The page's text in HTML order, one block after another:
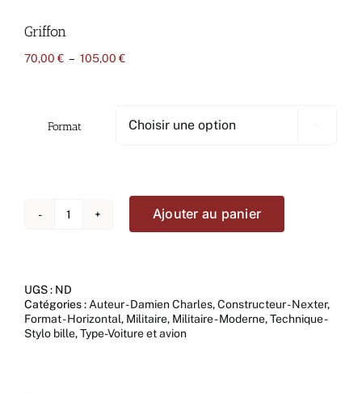
Griffon
70,00 € – 105,00 €Plage
105,00 €
Format
quantité
Ajouter au panier
UGS : ND
Catégories : Auteur - Damien Charles,Constructeur - Nexter,
Format - Horizontal, Militaire, Militaire - Moderne,Technique -
Stylo bille,Type-Voiture et avion